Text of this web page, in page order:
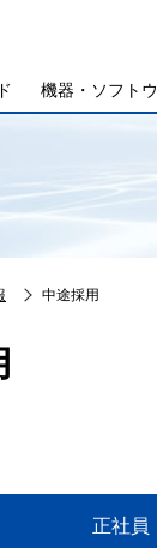
機器・ソフト
中途採用
正社員